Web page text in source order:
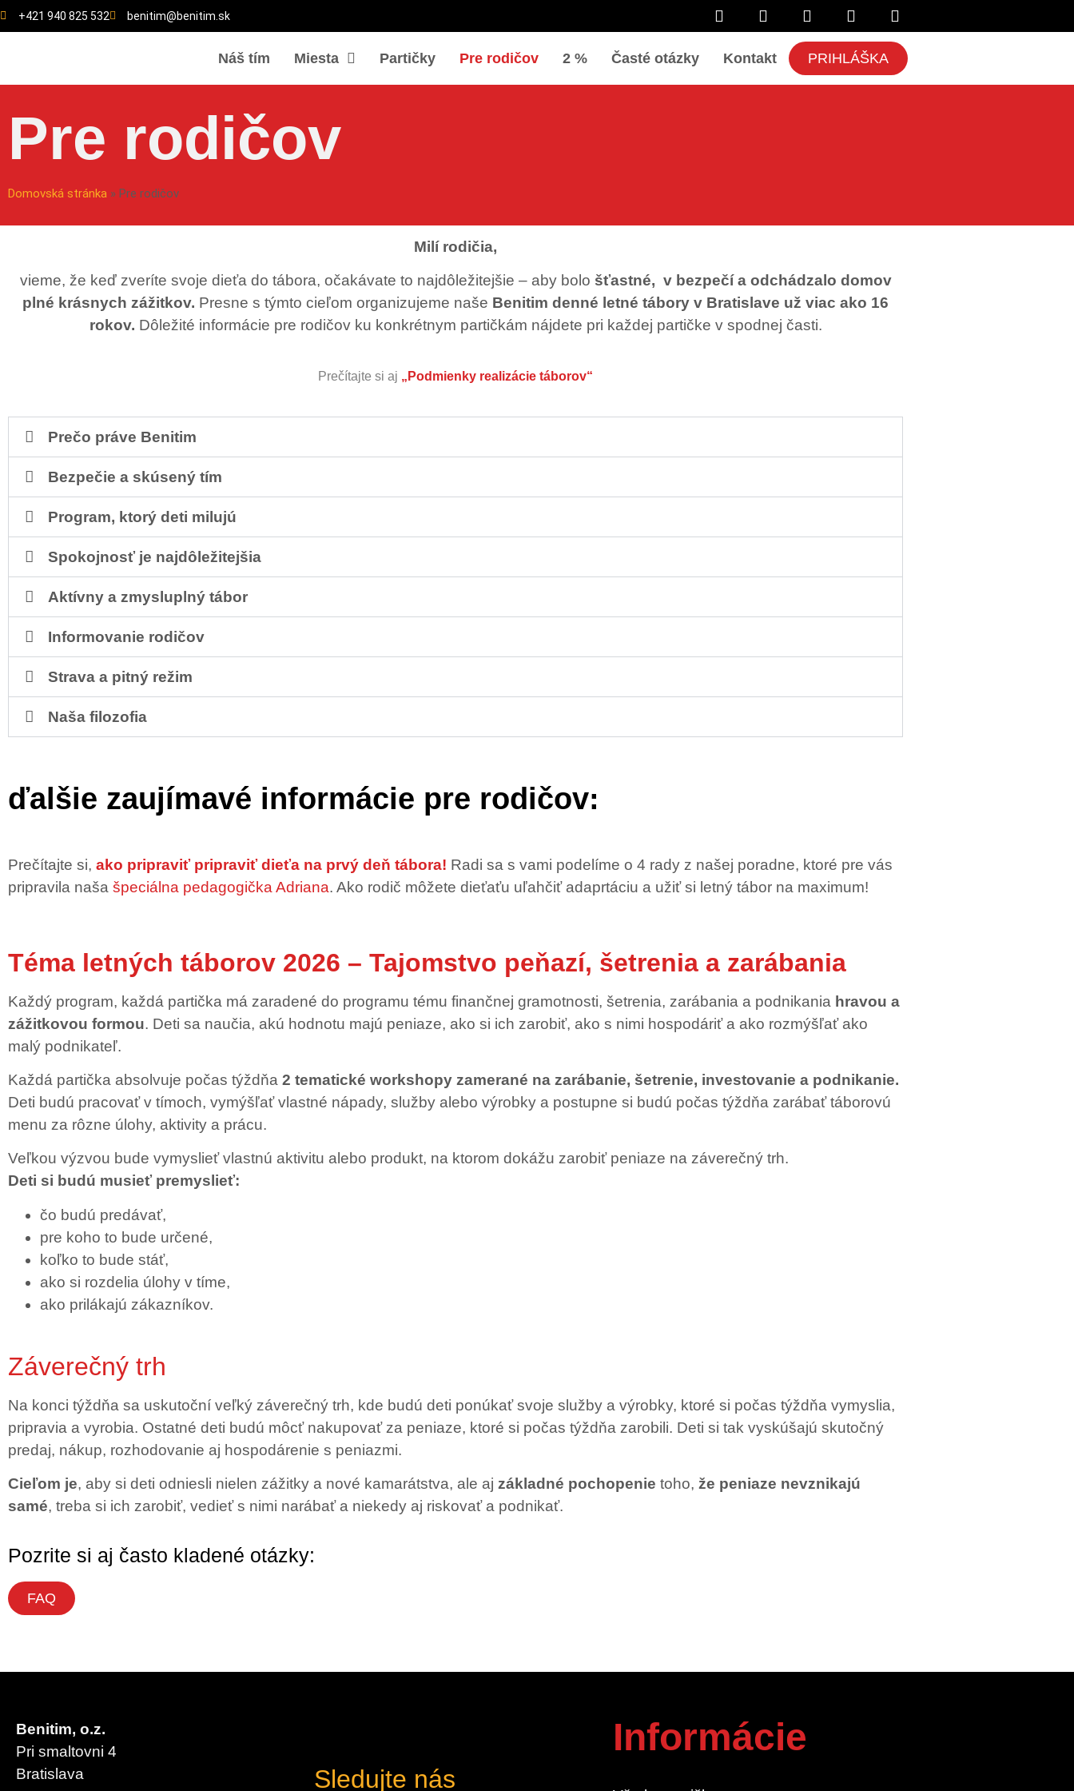
+421 940 825 532 benitim@benitim.sk
Náš tím Miesta Partičky Pre rodičov 2 % Časté otázky Kontakt PRIHLÁŠKA
Pre rodičov
Domovská stránka » Pre rodičov
Milí rodičia,
vieme, že keď zveríte svoje dieťa do tábora, očakávate to najdôležitejšie – aby bolo šťastné, v bezpečí a odchádzalo domov
plné krásnych zážitkov. Presne s týmto cieľom organizujeme naše Benitim denné letné tábory v Bratislave už viac ako 16
rokov. Dôležité informácie pre rodičov ku konkrétnym partičkám nájdete pri každej partičke v spodnej časti.
Prečítajte si aj „Podmienky realizácie táborov“
Prečo práve Benitim
Bezpečie a skúsený tím
Program, ktorý deti milujú
Spokojnosť je najdôležitejšia
Aktívny a zmysluplný tábor
Informovanie rodičov
Strava a pitný režim
Naša filozofia
ďalšie zaujímavé informácie pre rodičov:
Prečítajte si, ako pripraviť pripraviť dieťa na prvý deň tábora! Radi sa s vami podelíme o 4 rady z našej poradne, ktoré pre vás
pripravila naša špeciálna pedagogička Adriana. Ako rodič môžete dieťaťu uľahčiť adaprtáciu a užiť si letný tábor na maximum!
Téma letných táborov 2026 – Tajomstvo peňazí, šetrenia a zarábania
Každý program, každá partička má zaradené do programu tému finančnej gramotnosti, šetrenia, zarábania a podnikania hravou a
zážitkovou formou. Deti sa naučia, akú hodnotu majú peniaze, ako si ich zarobiť, ako s nimi hospodáriť a ako rozmýšľať ako
malý podnikateľ.
Každá partička absolvuje počas týždňa 2 tematické workshopy zamerané na zarábanie, šetrenie, investovanie a podnikanie.
Deti budú pracovať v tímoch, vymýšľať vlastné nápady, služby alebo výrobky a postupne si budú počas týždňa zarábať táborovú
menu za rôzne úlohy, aktivity a prácu.
Veľkou výzvou bude vymyslieť vlastnú aktivitu alebo produkt, na ktorom dokážu zarobiť peniaze na záverečný trh.
Deti si budú musieť premyslieť:
čo budú predávať,
pre koho to bude určené,
koľko to bude stáť,
ako si rozdelia úlohy v tíme,
ako prilákajú zákazníkov.
Záverečný trh
Na konci týždňa sa uskutoční veľký záverečný trh, kde budú deti ponúkať svoje služby a výrobky, ktoré si počas týždňa vymyslia,
pripravia a vyrobia. Ostatné deti budú môcť nakupovať za peniaze, ktoré si počas týždňa zarobili. Deti si tak vyskúšajú skutočný
predaj, nákup, rozhodovanie aj hospodárenie s peniazmi.
Cieľom je, aby si deti odniesli nielen zážitky a nové kamarátstva, ale aj základné pochopenie toho, že peniaze nevznikajú
samé, treba si ich zarobiť, vedieť s nimi narábať a niekedy aj riskovať a podnikať.
Pozrite si aj často kladené otázky:
FAQ
Benitim, o.z.
Pri smaltovni 4
Bratislava
Sledujte nás
Informácie